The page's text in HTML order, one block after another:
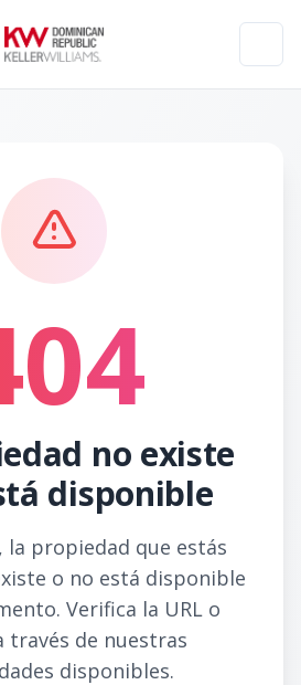
no existe
disponible
la propiedad que estás
o no está disponible
Verifica la URL o
través de nuestras
disponibles.